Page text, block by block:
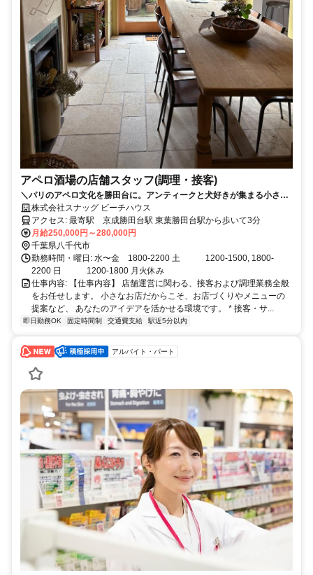
アペロ酒場の店舗スタッフ(調理・接客)
＼パリのアペロ文化を勝田台に。アンティークと犬好きが集まる小さな
酒場／ こだわりのフランスアンティーク家具に囲まれた落ち着いた店内
で、一緒にお店の世界観を創ってくれるスタッフを募集します！ 月給25
万円〜28万円（まかないあり）。私たちが一番大切にしているのは「素
直さ」と「柔らかいお人柄」です。ご自身の経験を活かしつつ、オーナ
ーの世界観を尊重し、ワンちゃん連れのお客様にも笑顔で対応できる方
をお待ちしています！
株式会社スナッグ ビーチハウス
アクセス: 最寄駅 京成勝田台駅 東葉勝田台駅から歩いて3分
月給250,000円～280,000円
千葉県八千代市
勤務時間・曜日: 水〜金 1800-2200 土 1200-1500, 1800-
2200 日 1200-1800 月火休み
仕事内容: 【仕事内容】 店舗運営に関わる、接客および調理業務全般
をお任せします。 小さなお店だからこそ、お店づくりやメニューの
提案など、 あなたのアイデアを活かせる環境です。 * 接客・サ...
即日勤務OK 固定時間制 交通費支給 駅近5分以内
アルバイト・パート